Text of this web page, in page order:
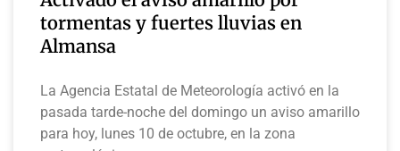
tormentas y fuertes lluvias en
Almansa
La Agencia Estatal de Meteorología activó en la
pasada tarde-noche del domingo un aviso amarillo
para hoy, lunes 10 de octubre, en la zona